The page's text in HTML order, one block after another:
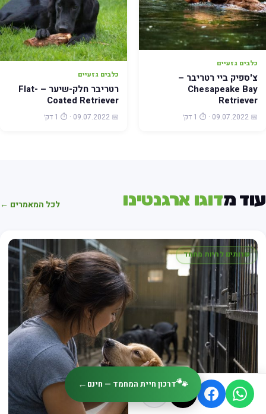
כלבים גזעיים
צ'ספיק ביי רטריבר –
Chesapeake Bay
Retriever
📅 09.07.2022 · ⏱️ 1 דק׳
כלבים גזעיים
רטריבר חלק-שיער – Flat-
Coated Retriever
📅 09.07.2022 · ⏱️ 1 דק׳
עוד מדוגו ארגנטינו לכל המאמרים ←
שרותים לחיות מחמד
🐾דרכון חיית המחמד — חינם ←